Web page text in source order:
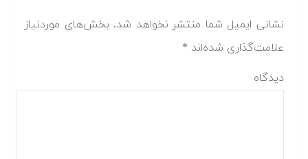
نشانی ایمیل شما منتشر نخواهد شد. بخش‌های موردنیاز
علامت‌گذاری شده‌اند *
دیدگاه